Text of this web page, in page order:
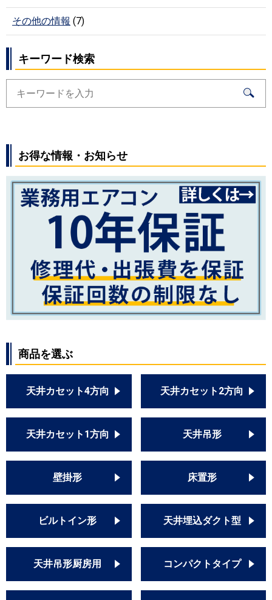
その他の情報 (7)
キーワード検索
お得な情報・お知らせ
商品を選ぶ
天井カセット4方向 天井カセット2方向
天井カセット1方向 天井吊形
壁掛形 床置形
ビルトイン形 天井埋込ダクト型
天井吊形厨房用 コンパクトタイプ